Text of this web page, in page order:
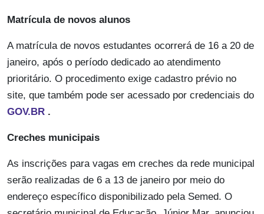
Matrícula de novos alunos
A matrícula de novos estudantes ocorrerá de 16 a 20 de
janeiro, após o período dedicado ao atendimento
prioritário. O procedimento exige cadastro prévio no
site, que também pode ser acessado por credenciais do
GOV.BR .
Creches municipais
As inscrições para vagas em creches da rede municipal
serão realizadas de 6 a 13 de janeiro por meio do
endereço específico disponibilizado pela Semed. O